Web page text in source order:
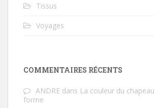
Tissus
Voyages
COMMENTAIRES RÉCENTS
ANDRE dans La couleur du
forme